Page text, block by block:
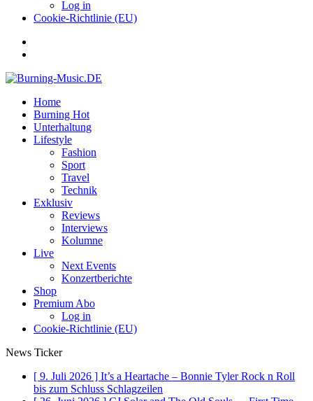
Log in
Cookie-Richtlinie (EU)
Home
Burning Hot
Unterhaltung
Lifestyle
Fashion
Sport
Travel
Technik
Exklusiv
Reviews
Interviews
Kolumne
Live
Next Events
Konzertberichte
Shop
Premium Abo
Log in
Cookie-Richtlinie (EU)
News Ticker
[ 9. Juli 2026 ] It’s a Heartache – Bonnie Tyler Rock n Roll
bis zum Schluss Schlagzeilen